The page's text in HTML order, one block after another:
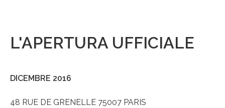
L'APERTURA UFFICIALE
DICEMBRE 2016
48 RUE DE GRENELLE 75007 PARIS